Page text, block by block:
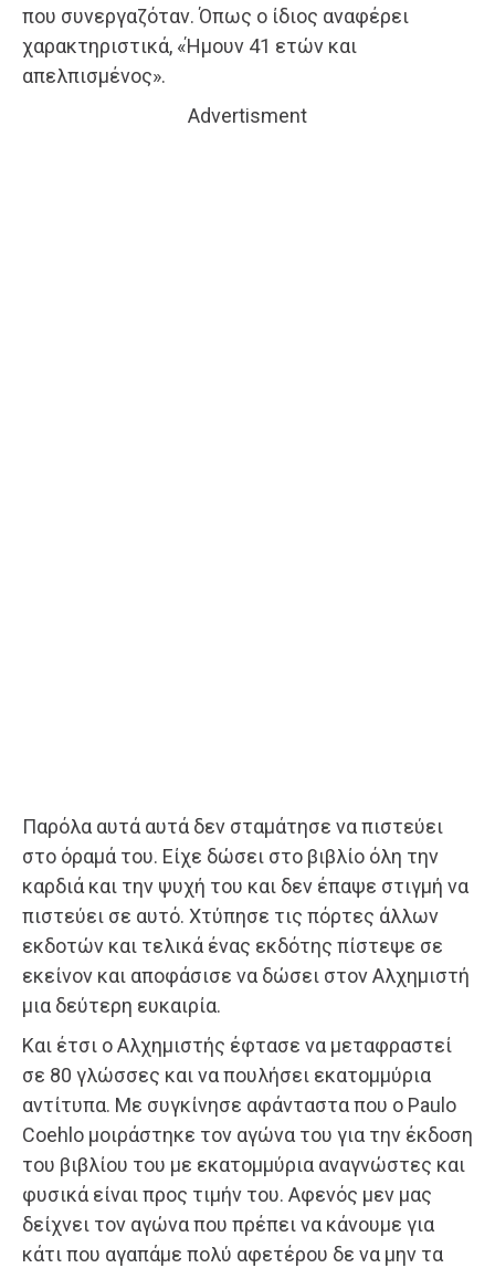
που συνεργαζόταν. Όπως ο ίδιος αναφέρει
χαρακτηριστικά, «Ήμουν 41 ετών και
απελπισμένος».
Advertisment
Παρόλα αυτά αυτά δεν σταμάτησε να πιστεύει
στο όραμά του. Είχε δώσει στο βιβλίο όλη την
καρδιά και την ψυχή του και δεν έπαψε στιγμή να
πιστεύει σε αυτό. Χτύπησε τις πόρτες άλλων
εκδοτών και τελικά ένας εκδότης πίστεψε σε
εκείνον και αποφάσισε να δώσει στον Αλχημιστή
μια δεύτερη ευκαιρία.
Και έτσι ο Αλχημιστής έφτασε να μεταφραστεί
σε 80 γλώσσες και να πουλήσει εκατομμύρια
αντίτυπα. Με συγκίνησε αφάνταστα που ο Paulo
Coehlo μοιράστηκε τον αγώνα του για την έκδοση
του βιβλίου του με εκατομμύρια αναγνώστες και
φυσικά είναι προς τιμήν του. Αφενός μεν μας
δείχνει τον αγώνα που πρέπει να κάνουμε για
κάτι που αγαπάμε πολύ αφετέρου δε να μην τα